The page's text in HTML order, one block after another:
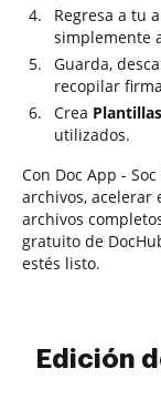
Regresa a tu
simplemente
Guarda,
recopilar
Crea Plantillas
utilizados.
Con Doc App -
archivos, acelerar
archivos
gratuito de
estés listo.
Edición